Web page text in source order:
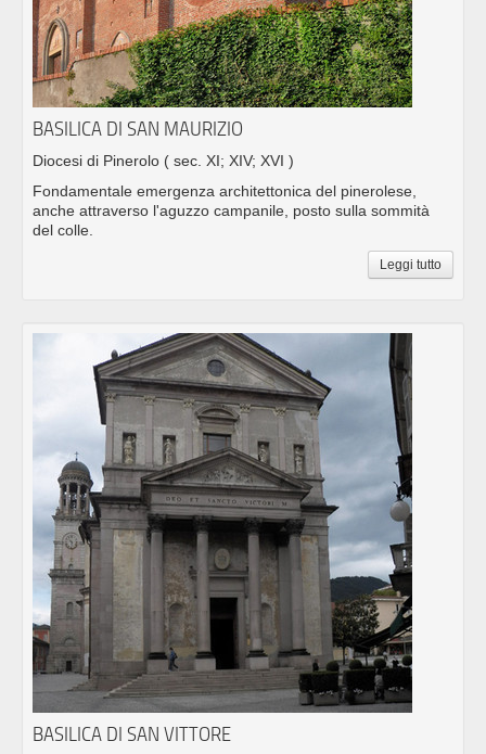
BASILICA DI SAN MAURIZIO
Diocesi di Pinerolo ( sec. XI; XIV; XVI )
Fondamentale emergenza architettonica del pinerolese,
anche attraverso l'aguzzo campanile, posto sulla sommità
del colle.
Leggi tutto
BASILICA DI SAN VITTORE